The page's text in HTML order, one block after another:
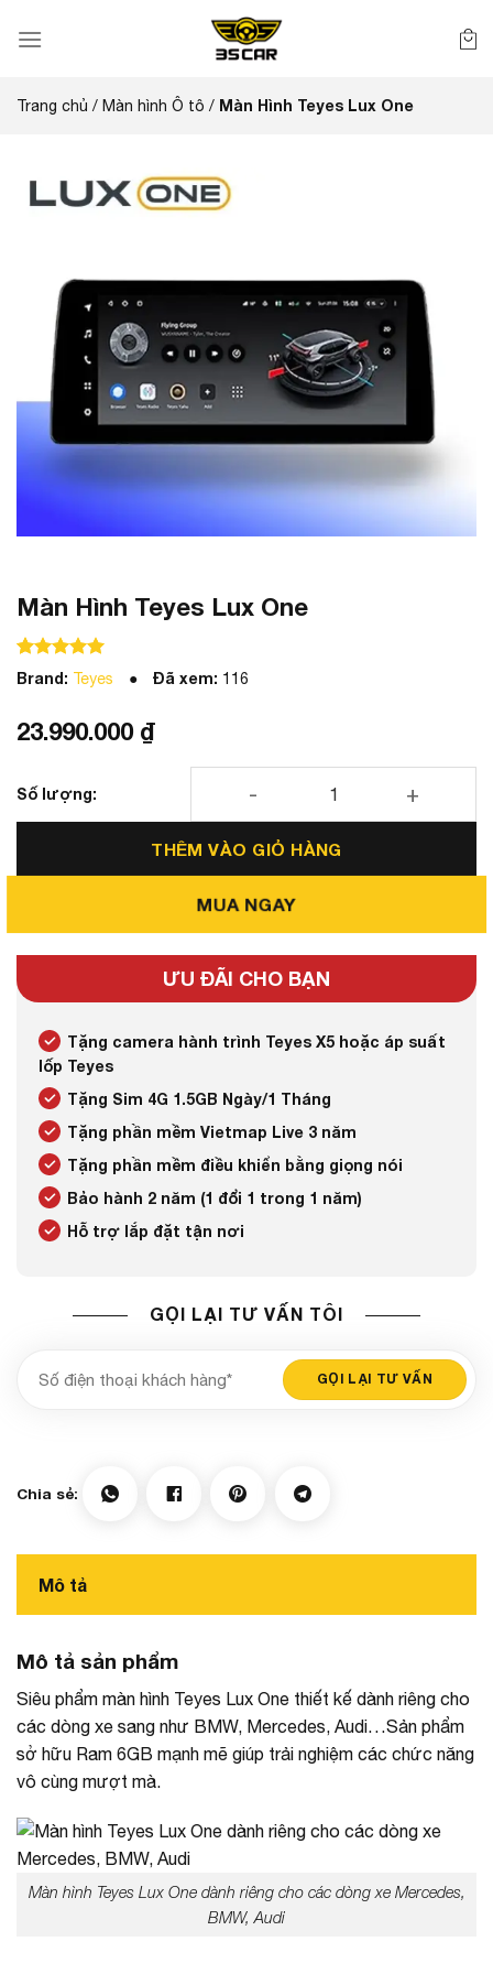
qua
dung
Trang chủ / Màn hình Ô tô / Màn Hình Teyes Lux One
Màn Hình Teyes Lux One
100trên 5 dựa trên
100 đánh giá
Brand: Teyes Đã xem: 116
23.990.000 ₫
Màn Hình Teyes Lux One số lượng
THÊM VÀO GIỎ HÀNG
MUA NGAY
ƯU ĐÃI CHO BẠN
Tặng camera hành trình Teyes X5 hoặc áp suất
lốp Teyes
Tặng Sim 4G 1.5GB Ngày/1 Tháng
Tặng phần mềm Vietmap Live 3 năm
Tặng phần mềm điều khiển bằng giọng nói
Bảo hành 2 năm (1 đổi 1 trong 1 năm)
Hỗ trợ lắp đặt tận nơi
GỌI LẠI TƯ VẤN TÔI
Mô tả
Mô tả sản phẩm
Siêu phẩm màn hình Teyes Lux One thiết kế dành riêng cho
các dòng xe sang như BMW, Mercedes, Audi…Sản phẩm
sở hữu Ram 6GB mạnh mẽ giúp trải nghiệm các chức năng
vô cùng mượt mà.
Màn hình Teyes Lux One dành riêng cho các dòng xe Mercedes,
BMW, Audi